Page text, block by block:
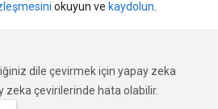
okuyun ve kaydolun
dile çevirmek için yapay zeka
zeka çevirilerinde hata olabilir.